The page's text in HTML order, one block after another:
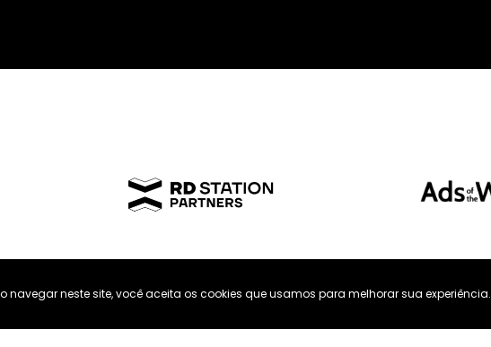
direitos reservados
navegar neste site, você aceita os cookies que usamos para melhorar sua experiência.